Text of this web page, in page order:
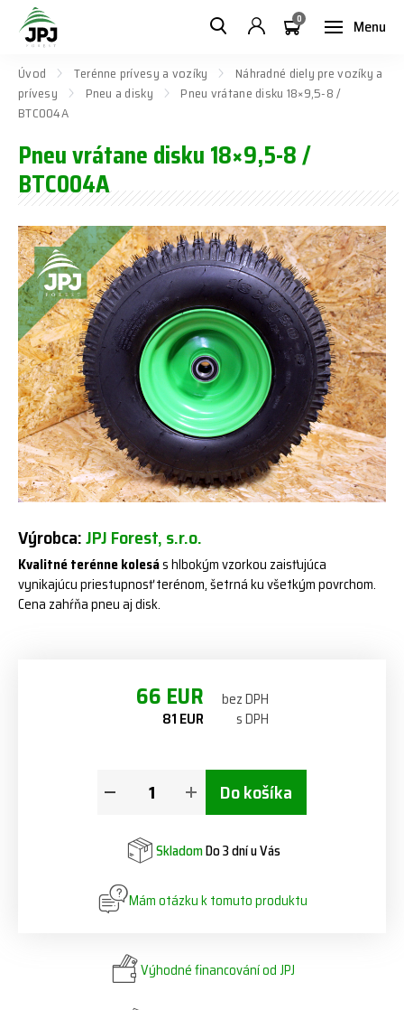
Menu
0
Úvod Terénne prívesy a vozíky
Náhradné diely pre vozíky a
prívesy
Pneu a disky
Pneu vrátane disku 18×9,5-8 /
BTC004A
Pneu vrátane disku 18×9,5-8 /
BTC004A
Výrobca:JPJ Forest, s.r.o.
Kvalitné terénne kolesás hlbokým vzorkou zaisťujúca
vynikajúcu priestupnosť terénom, šetrná ku všetkým povrchom.
Cena zahŕňa pneu aj disk.
66 EUR bez DPH
81 EUR s DPH
Do košíka
SkladomDo 3 dní u Vás
Mám otázku k tomuto produktu
Výhodné financování od JPJ